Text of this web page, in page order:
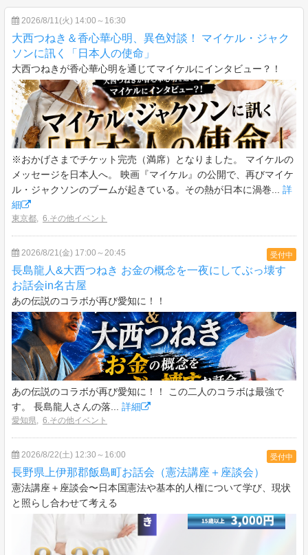
2026/8/11(火) 14:00～16:30
大西つねき＆香心華心明、異色対談！ マイケル・ジャク
ソンに訊く「日本人の使命」
大西つねきが香心華心明を通じてマイケルにインタビュー？！
※おかげさまでチケット完売（満席）となりました。 マイケルの
メッセージを日本人へ。 映画『マイケル』の公開で、再びマイケ
ル・ジャクソンのブームが起きている。その熱が日本に渦巻... 詳
細
東京都, 6.その他イベント
受付中
2026/8/21(金) 17:00～20:45
長島龍人&大西つねき お金の概念を一夜にしてぶっ壊す
お話会in名古屋
あの伝説のコラボが再び愛知に！！
あの伝説のコラボが再び愛知に！！ この二人のコラボは最強で
す。 長島龍人さんの落... 詳細
愛知県, 6.その他イベント
受付中
2026/8/22(土) 12:30～16:00
長野県上伊那郡飯島町お話会（憲法講座＋座談会）
憲法講座＋座談会〜日本国憲法や基本的人権について学び、現状
と照らし合わせて考える